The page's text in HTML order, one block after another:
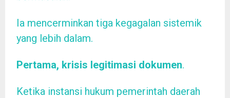
Ia mencerminkan tiga kegagalan sistemik
yang lebih dalam.
Pertama, krisis legitimasi dokumen.
Ketika instansi hukum pemerintah daerah